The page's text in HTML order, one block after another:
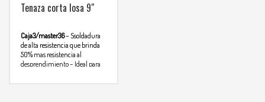
Tenaza corta losa 9″
Caja3/master36– Ssoldadura
de alta resistencia que brinda
50% mas resistencia al
desprendimiento– Ideal para